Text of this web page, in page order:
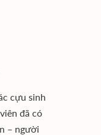
cựu sinh
đã có
– người